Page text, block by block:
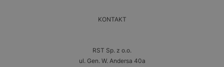
KONTAKT
RST Sp. z o.o.
ul. Gen. W. Andersa 40a